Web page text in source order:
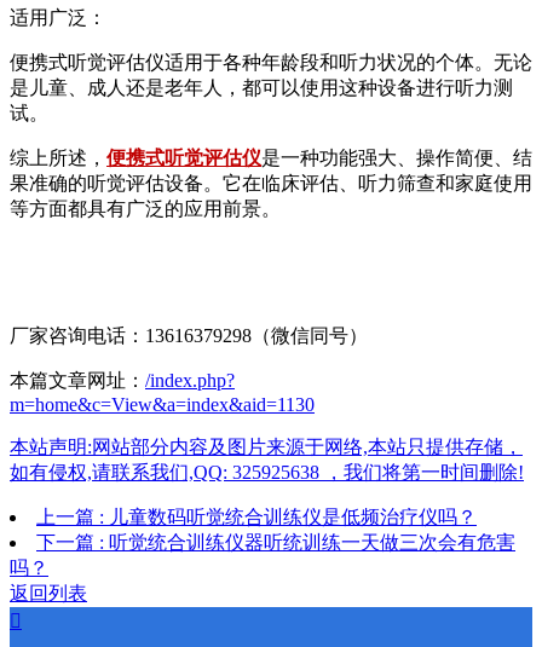
适用广泛：
便携式听觉评估仪适用于各种年龄段和听力状况的个体。无论
是儿童、成人还是老年人，都可以使用这种设备进行听力测
试。
综上所述， 便携式听觉评估仪是一种功能强大、操作简便、结
果准确的听觉评估设备。它在临床评估、听力筛查和家庭使用
等方面都具有广泛的应用前景。
厂家咨询电话：13616379298（微信同号）
本篇文章网址： /index.php?
m=home&c=View&a=index&aid=1130
本站声明:网站部分内容及图片来源于网络,本站只提供存储，
如有侵权,请联系我们,QQ: 325925638 ，我们将第一时间删除!
上一篇 : 儿童数码听觉统合训练仪是低频治疗仪吗？
下一篇 : 听觉统合训练仪器听统训练一天做三次会有危害
吗？
返回列表
